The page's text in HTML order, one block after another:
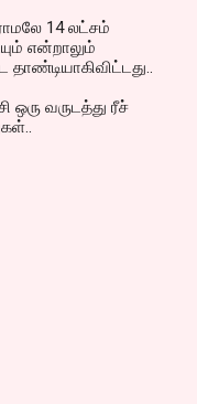
14 லட்சம்
என்றாலும்
ஒரு வருடத்து ரீச்